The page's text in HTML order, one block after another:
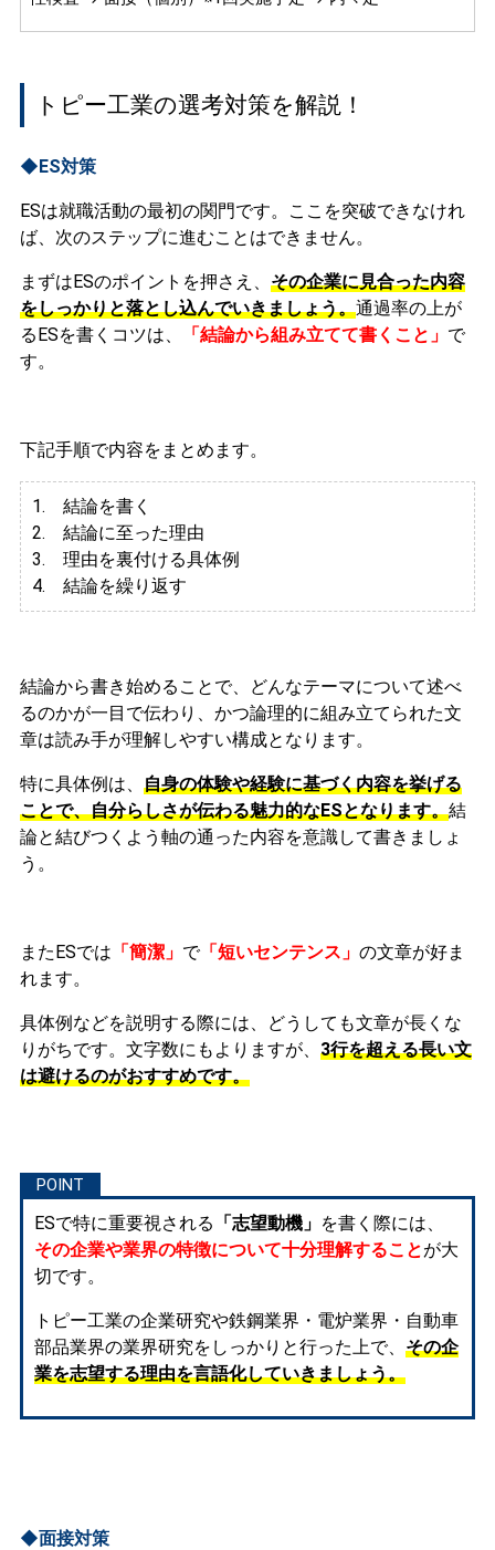
トピー工業の選考対策を解説！
◆ES対策
ESは就職活動の最初の関門です。ここを突破できなけれ
ば、次のステップに進むことはできません。
まずはESのポイントを押さえ、 その企業に見合った内容
をしっかりと落とし込んでいきましょう。通過率の上が
るESを書くコツは、
「結論から組み立てて書くこと」 で
す。
下記手順で内容をまとめます。
1. 結論を書く
2. 結論に至った理由
3. 理由を裏付ける具体例
4. 結論を繰り返す
結論から書き始めることで、どんなテーマについて述べ
るのかが一目で伝わり、かつ論理的に組み立てられた文
章は読み手が理解しやすい構成となります。
特に具体例は、 自身の体験や経験に基づく内容を挙げる
ことで、自分らしさが伝わる魅力的なESとなります。結
論と結びつくよう軸の通った内容を意識して書きましょ
う。
またESでは 「簡潔」 で「短いセンテンス」 の文章が好ま
れます。
具体例などを説明する際には、どうしても文章が長くな
りがちです。文字数にもよりますが、 3行を超える長い文
は避けるのがおすすめです。
ESで特に重要視される 「志望動機」 を書く際には、
その企業や業界の特徴について十分理解することが大
切です。
トピー工業の企業研究や鉄鋼業界・電炉業界・自動車
部品業界の業界研究をしっかりと行った上で、 その企
業を志望する理由を言語化していきましょう。
◆面接対策